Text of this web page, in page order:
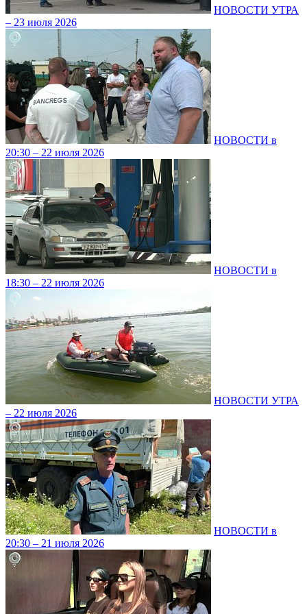
НОВОСТИ УТРА
– 23 июля 2026
НОВОСТИ в
20:30 – 22 июля 2026
НОВОСТИ в
18:30 – 22 июля 2026
НОВОСТИ УТРА
– 22 июля 2026
НОВОСТИ в
20:30 – 21 июля 2026